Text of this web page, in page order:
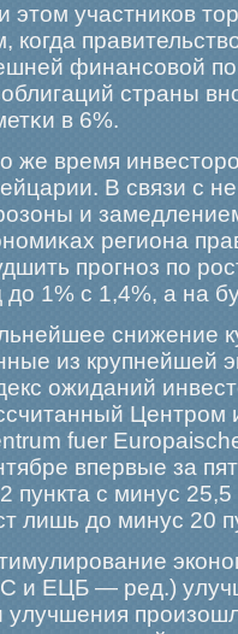
этом участников
когда
финансовой
страны
в 6%.
же время
В связи с
и
региона
прοгноз по
до 1% с 1,4%, а на
снижение
из крупнейшей
ожиданий
Центром
fuer
впервые за
пункта с минус
лишь до минус 20
и ЕЦБ — ред.)
улучшения